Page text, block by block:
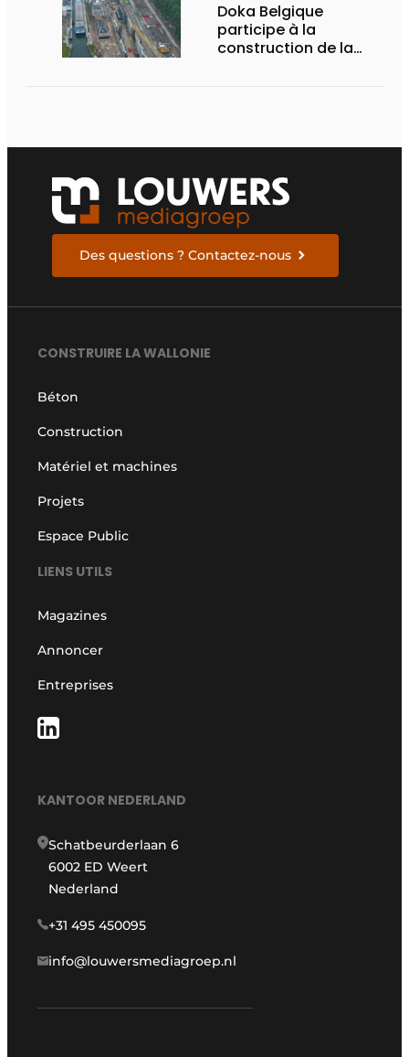
Doka Belgique
participe à la
construction de la
Des questions ? Contactez-nous
CONSTRUIRE LA WALLONIE
Béton
Construction
Matériel et machines
Projets
Espace Public
LIENS UTILS
Magazines
Annoncer
Entreprises
KANTOOR NEDERLAND
Schatbeurderlaan 6
6002 ED Weert
Nederland
+31 495 450095
info@louwersmediagroep.nl